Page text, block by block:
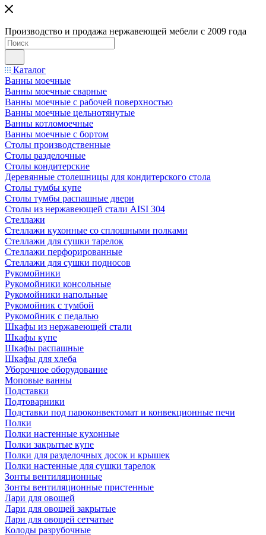
Производство и продажа нержавеющей мебели с 2009 года
Каталог
Ванны моечные
Ванны моечные сварные
Ванны моечные с рабочей поверхностью
Ванны моечные цельнотянутые
Ванны котломоечные
Ванны моечные с бортом
Столы производственные
Столы разделочные
Столы кондитерские
Деревянные столешницы для кондитерского стола
Столы тумбы купе
Столы тумбы распашные двери
Столы из нержавеющей стали AISI 304
Стеллажи
Стеллажи кухонные со сплошными полками
Стеллажи для сушки тарелок
Стеллажи перфорированные
Стеллажи для сушки подносов
Рукомойники
Рукомойники консольные
Рукомойники напольные
Рукомойник с тумбой
Рукомойник с педалью
Шкафы из нержавеющей стали
Шкафы купе
Шкафы распашные
Шкафы для хлеба
Уборочное оборудование
Моповые ванны
Подставки
Подтоварники
Подставки под пароконвектомат и конвекционные печи
Полки
Полки настенные кухонные
Полки закрытые купе
Полки для разделочных досок и крышек
Полки настенные для сушки тарелок
Зонты вентиляционные
Зонты вентиляционные пристенные
Лари для овощей
Лари для овощей закрытые
Лари для овощей сетчатые
Колоды разрубочные